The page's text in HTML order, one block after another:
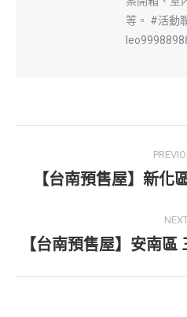
等。 #活動
navigation
【台南預售屋】新化
【台南預售屋】安南